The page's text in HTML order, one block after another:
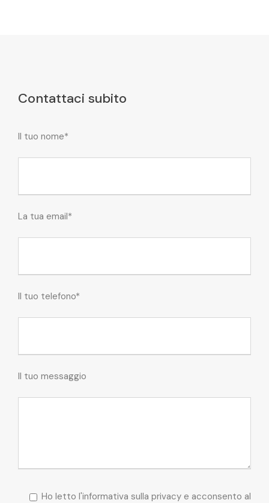
Contattaci subito
Il tuo nome*
La tua email*
Il tuo telefono*
Il tuo messaggio
Ho letto l'informativa sulla privacy e acconsento al